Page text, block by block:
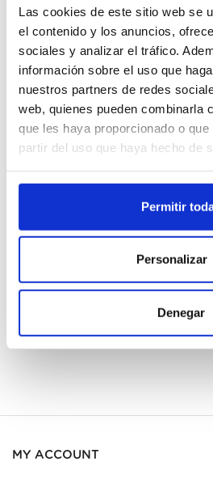
Las cookies de este sitio web se
el contenido y los anuncios,
sociales y analizar el tráfico.
información sobre el uso que
nuestros partners de redes
web, quienes pueden combinarla
que les haya proporcionado o
partir del uso que haya hecho de
Permitir
Personalizar
Denegar
Knorr Salsa al Vino
MY ACCOUNT